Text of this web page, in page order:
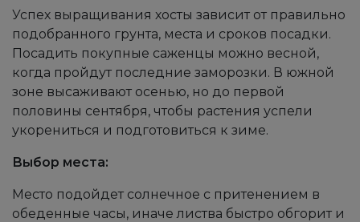
Успех выращивания хосты зависит от правильно
подобранного грунта, места и сроков посадки.
Посадить покупные саженцы можно весной,
когда пройдут последние заморозки. В южной
зоне высаживают осенью, но до первой
половины сентября, чтобы растения успели
укорениться и подготовиться к зиме.
Выбор места:
Место подойдет солнечное с притенением в
обеденные часы, иначе листва быстро обгорит и